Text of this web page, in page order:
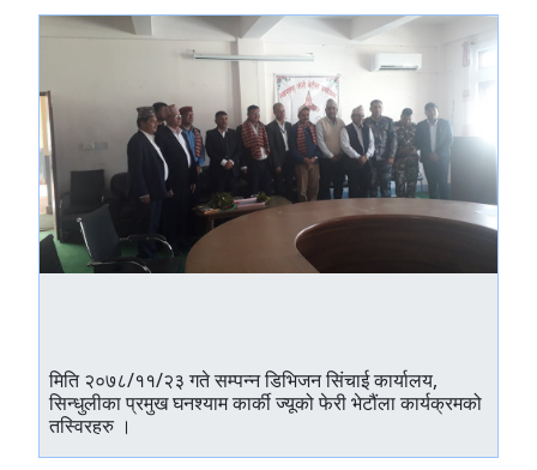
मिति २०७८/११/२३ गते सम्पन्न डिभिजन सिंचाई कार्यालय,
सिन्धुलीका प्रमुख घनश्याम कार्की ज्यूको फेरी भेटौंला कार्यक्रमको
तस्विरहरु ।